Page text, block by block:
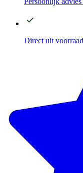
Direct uit